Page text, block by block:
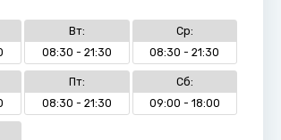
Вт:
08:30 - 21:30
Ср:
08:30 - 21:30
Пт:
08:30 - 21:30
Сб:
09:00 - 18:00